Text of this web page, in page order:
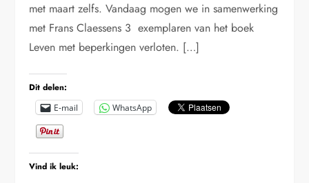
met maart zelfs. Vandaag mogen we in samenwerking
met Frans Claessens 3 exemplaren van het boek
Leven met beperkingen verloten. […]
Dit delen:
E-mail WhatsApp
Vind ik leuk: